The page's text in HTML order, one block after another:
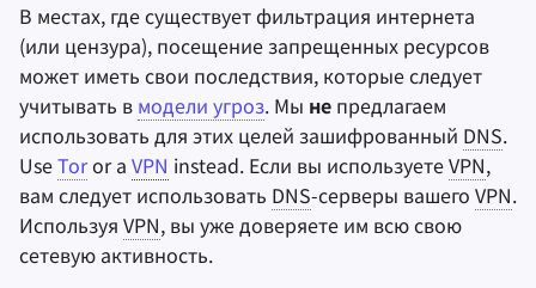
В местах, где существует фильтрация интернета
(или цензура), посещение запрещенных ресурсов
может иметь свои последствия, которые следует
учитывать в модели угроз. Мы не предлагаем
использовать для этих целей зашифрованный DNS.
UseToror a VPN instead. Если вы используетеVPN,
вам следует использовать DNS-серверы вашего VPN.
Используя VPN, вы уже доверяете им всю свою
сетевую активность.